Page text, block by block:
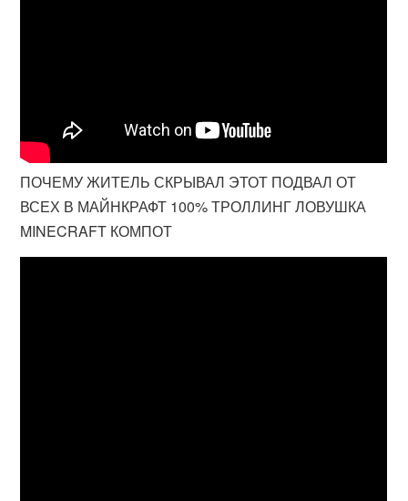
ПОЧЕМУ ЖИТЕЛЬ СКРЫВАЛ ЭТОТ ПОДВАЛ ОТ
ВСЕХ В МАЙНКРАФТ 100% ТРОЛЛИНГ ЛОВУШКА
MINECRAFT КОМПОТ